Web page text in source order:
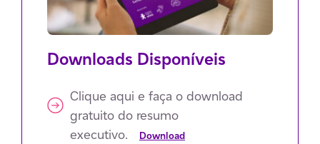
Downloads Disponíveis
Clique aqui e faça o download
gratuito do resumo
executivo.
Download